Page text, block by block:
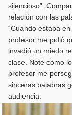
silencioso”.
relación con las
“Cuando estaba
profesor me pidió
invadió un miedo
clase. Noté cómo
profesor me
sinceras palabras
audiencia.